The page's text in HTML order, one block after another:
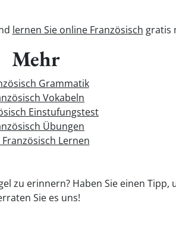
lernen Sie online Französisch gratis
Mehr
Grammatik
Vokabeln
Einstufungstest
Übungen
Lernen
zu erinnern? Haben Sie einen Tipp,
Sie es uns!